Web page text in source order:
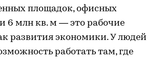
площадок, офисных
6 млн кв. м — это рабочие
развития экономики. У людей
работать там, где